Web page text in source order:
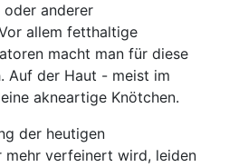
oder anderer
allem fetthaltige
macht man für diese
Auf der Haut - meist im
akneartige Knötchen.
der heutigen
verfeinert wird, leiden